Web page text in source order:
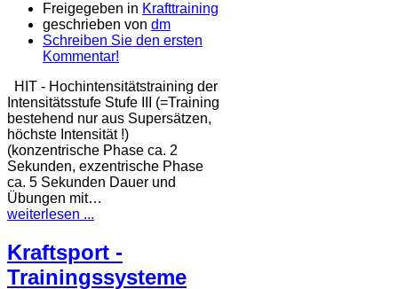
Freigegeben in Krafttraining
geschrieben von dm
Schreiben Sie den ersten
Kommentar!
HIT - Hochintensitätstraining der
Intensitätsstufe Stufe III (=Training
bestehend nur aus Supersätzen,
höchste Intensität !)
(konzentrische Phase ca. 2
Sekunden, exzentrische Phase
ca. 5 Sekunden Dauer und
Übungen mit…
weiterlesen ...
Kraftsport -
Trainingssysteme